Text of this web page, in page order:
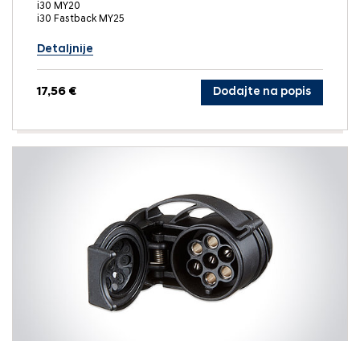
i30 MY20
i30 Fastback MY25
Detaljnije
17,56 € Dodajte na popis